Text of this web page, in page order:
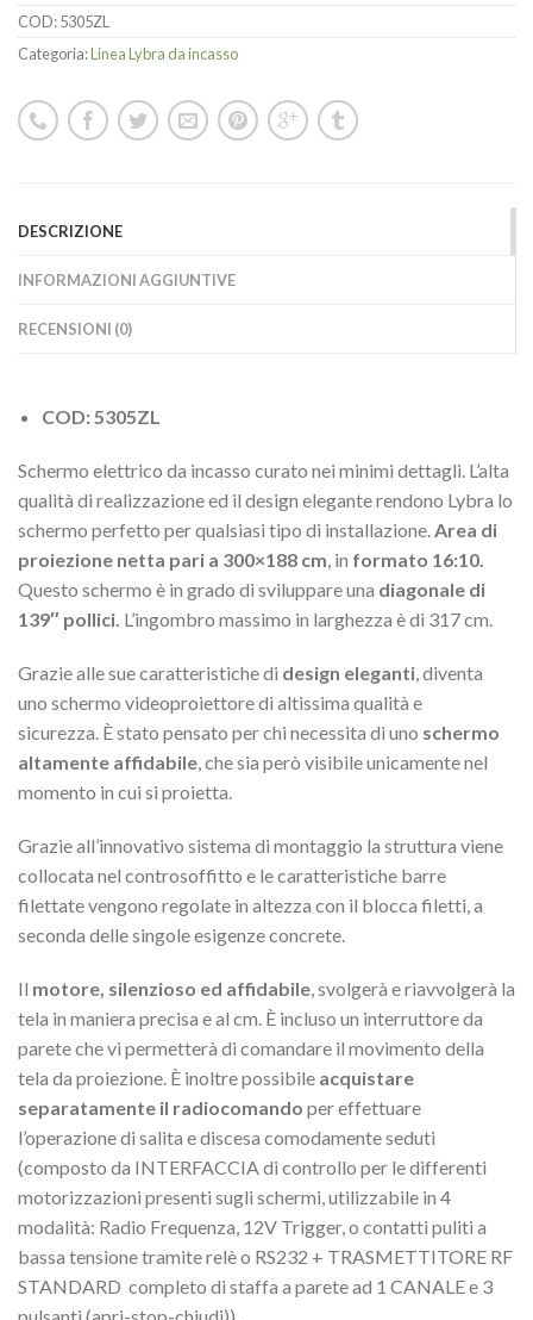
COD:5305ZL
Categoria:Linea Lybra da incasso
DESCRIZIONE
INFORMAZIONI AGGIUNTIVE
RECENSIONI (0)
COD: 5305ZL
Schermo elettrico da incasso curato nei minimi dettagli. L’alta
qualità di realizzazione ed il design elegante rendono Lybra lo
schermo perfetto per qualsiasi tipo di installazione. Area di
proiezione netta pari a 300×188 cm , in formato 16:10.
Questo schermo è in grado di sviluppare una diagonale di
139″ pollici. L’ingombro massimo in larghezza è di 317 cm.
Grazie alle sue caratteristiche di design eleganti , diventa
uno schermo videoproiettore di altissima qualità e
sicurezza. È stato pensato per chi necessita di uno schermo
altamente affidabile , che sia però visibile unicamente nel
momento in cui si proietta.
Grazie all’innovativo sistema di montaggio la struttura viene
collocata nel controsoffitto e le caratteristiche barre
filettate vengono regolate in altezza con il blocca filetti, a
seconda delle singole esigenze concrete.
Il motore, silenzioso ed affidabile , svolgerà e riavvolgerà la
tela in maniera precisa e al cm. È incluso un interruttore da
parete che vi permetterà di comandare il movimento della
tela da proiezione. È inoltre possibile acquistare
separatamente il radiocomando per effettuare
l’operazione di salita e discesa comodamente seduti
(composto da INTERFACCIA di controllo per le differenti
motorizzazioni presenti sugli schermi, utilizzabile in 4
modalità: Radio Frequenza, 12V Trigger, o contatti puliti a
bassa tensione tramite relè o RS232 + TRASMETTITORE RF
STANDARD completo di staffa a parete ad 1 CANALE e 3
pulsanti (apri-stop-chiudi)).